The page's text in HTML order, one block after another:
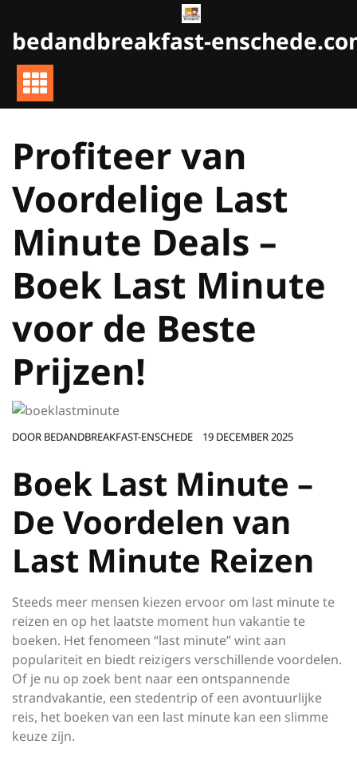
de
inhoud
gaan
bedandbreakfast-
Profiteer van
Voordelige Last
Minute Deals –
Boek Last Minute
voor de Beste
Prijzen!
DOOR BEDANDBREAKFAST-ENSCHEDE 19 DECEMBER 2025
Boek Last Minute –
De Voordelen van
Last Minute Reizen
Steeds meer mensen kiezen ervoor om last minute te
reizen en op het laatste moment hun vakantie te
boeken. Het fenomeen “last minute” wint aan
populariteit en biedt reizigers verschillende voordelen.
Of je nu op zoek bent naar een ontspannende
strandvakantie, een stedentrip of een avontuurlijke
reis, het boeken van een last minute kan een slimme
keuze zijn.